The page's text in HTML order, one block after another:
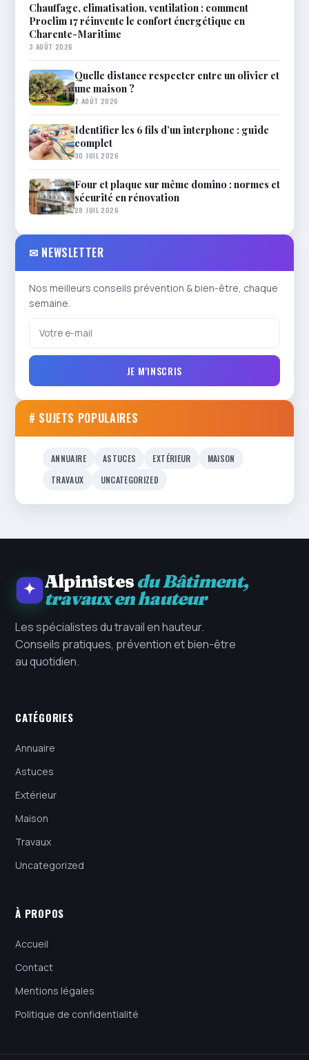
Chauffage, climatisation, ventilation : comment
Proclim 17 réinvente le confort énergétique en
Charente-Maritime
3 AOÛT 2026
Quelle distance respecter entre un olivier et
une maison ?
2 AOÛT 2026
Identifier les 6 fils d’un interphone : guide
complet
30 JUIL 2026
Four et plaque sur même domino : normes et
sécurité en rénovation
28 JUIL 2026
✉ NEWSLETTER
Nos meilleurs conseils prévention & bien-être, chaque
semaine.
JE M'INSCRIS
# SUJETS POPULAIRES
ANNUAIRE ASTUCES EXTÉRIEUR
MAISON
TRAVAUX
UNCATEGORIZED
Alpinistesdu Bâtiment,
travaux en hauteur
Les spécialistes du travail en hauteur.
Conseils pratiques, prévention et bien-être
au quotidien.
CATÉGORIES
Annuaire
Astuces
Extérieur
Maison
Travaux
Uncategorized
À PROPOS
Accueil
Contact
Mentions légales
Politique de confidentialité